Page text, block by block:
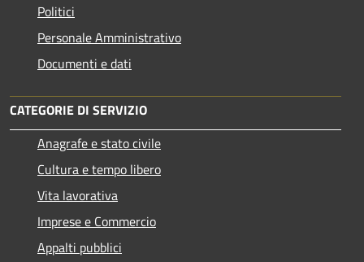
Politici
Personale Amministrativo
Documenti e dati
CATEGORIE DI SERVIZIO
Anagrafe e stato civile
Cultura e tempo libero
Vita lavorativa
Imprese e Commercio
Appalti pubblici